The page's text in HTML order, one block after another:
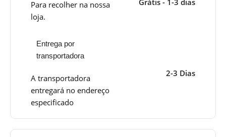
Para recolher na nossa
loja.
Entrega por
transportadora
A transportadora
entregará no endereço
especificado
2-3 Dias